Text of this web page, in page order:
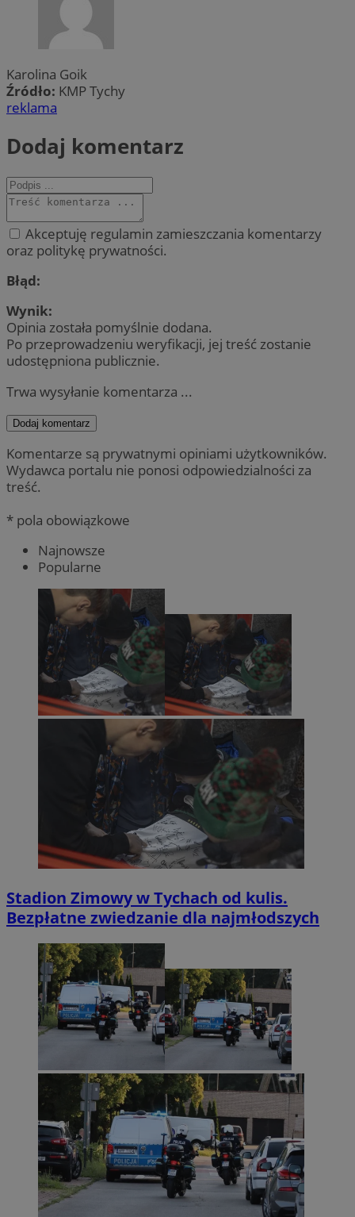
Karolina Goik
Źródło: KMP Tychy
reklama
Dodaj komentarz
Akceptuję regulamin zamieszczania komentarzy
oraz politykę prywatności.
Błąd:
Wynik:
Opinia została pomyślnie dodana.
Po przeprowadzeniu weryfikacji, jej treść zostanie
udostępniona publicznie.
Trwa wysyłanie komentarza ...
Dodaj komentarz
Komentarze są prywatnymi opiniami użytkowników.
Wydawca portalu nie ponosi odpowiedzialności za
treść.
* pola obowiązkowe
Najnowsze
Popularne
Stadion Zimowy w Tychach od kulis.
Bezpłatne zwiedzanie dla najmłodszych